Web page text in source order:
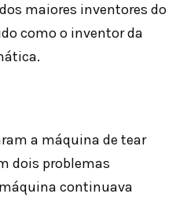
maiores inventores do
como o inventor da
a máquina de tear
dois problemas
continuava